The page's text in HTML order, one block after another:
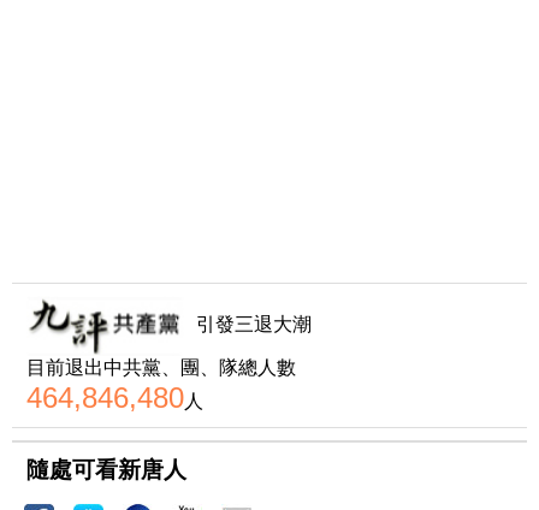
引發三退大潮
目前退出中共黨、團、隊總人數
464,846,480人
隨處可看新唐人